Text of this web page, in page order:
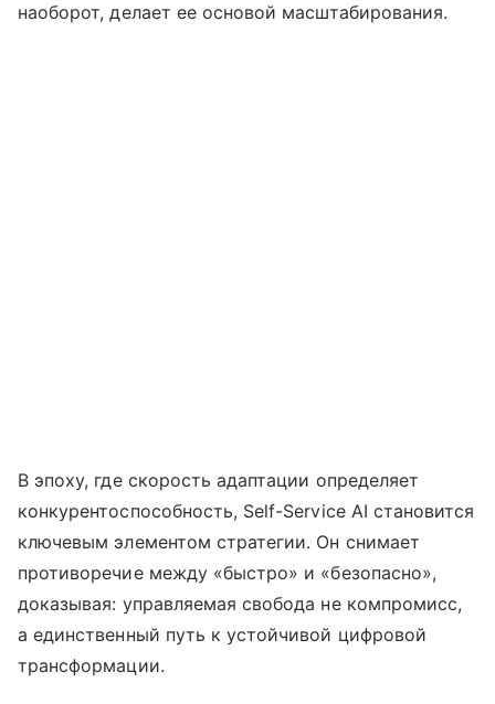
наоборот, делает ее основой масштабирования.
В эпоху, где скорость адаптации определяет
конкурентоспособность, Self-Service AI становится
ключевым элементом стратегии. Он снимает
противоречие между «быстро» и «безопасно»,
доказывая: управляемая свобода не компромисс,
а единственный путь к устойчивой цифровой
трансформации.